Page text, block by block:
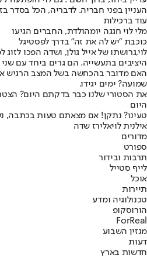
העניין בפני חבריה. לדבריה, הכל בסדר
עוד ברכילות
מלי לוי חגגה יומהולדת, החברים הגיעו
כוכבת "יש לה את זה" בדרך לפסטיגל
לוי,גרושתו של אייל גולן, ושדה הפכו לזוג
היציבים בתעשייה. הם גרים ביחד עם שני
האם מדובר בהכחשה בשל המצב הרגיש
שמועה? ימים יגידו.
את הסטורי שלנו כבר בדקתם היום?
היום
טעינו? נתקן! אם מצאתם טעות בכתבה,
אילנית לויאלירז שדה
מדורים
ספורט
תרבות ובידור
לייף סטייל
אוכל
תיירות
טכנולוגיה ומדע
הורוסקופ
ForReal
מגזין השבוע
דעות
חדשות בארץ